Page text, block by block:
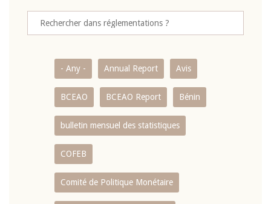
- Any - Annual Report Avis
BCEAO BCEAO Report Bénin
bulletin mensuel des statistiques
COFEB
Comité de Politique Monétaire